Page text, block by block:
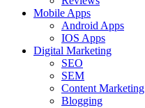
Mobile Apps
Android Apps
IOS Apps
Digital Marketing
SEO
SEM
Content Marketing
Blogging